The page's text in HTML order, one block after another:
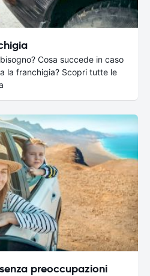
Cosa succede in caso
la franchigia? Scopri tutte le
preoccupazioni